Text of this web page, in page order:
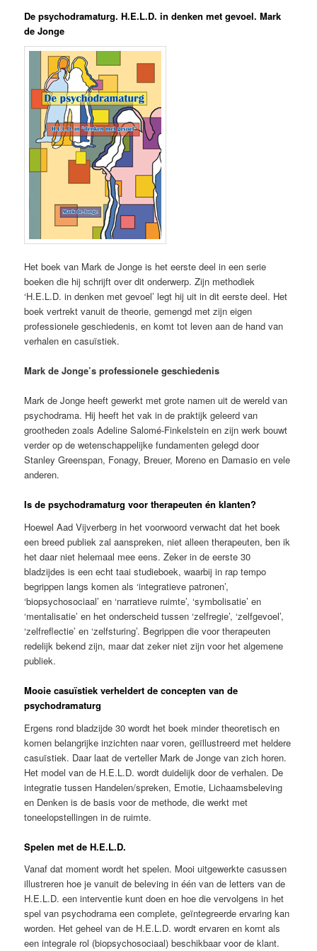
De psychodramaturg. H.E.L.D. in denken met gevoel. Mark
de Jonge
Het boek van Mark de Jonge is het eerste deel in een serie
boeken die hij schrijft over dit onderwerp. Zijn methodiek
‘H.E.L.D. in denken met gevoel’ legt hij uit in dit eerste deel. Het
boek vertrekt vanuit de theorie, gemengd met zijn eigen
professionele geschiedenis, en komt tot leven aan de hand van
verhalen en casuïstiek.
Mark de Jonge’s professionele geschiedenis
Mark de Jonge heeft gewerkt met grote namen uit de wereld van
psychodrama. Hij heeft het vak in de praktijk geleerd van
grootheden zoals Adeline Salomé-Finkelstein en zijn werk bouwt
verder op de wetenschappelijke fundamenten gelegd door
Stanley Greenspan, Fonagy, Breuer, Moreno en Damasio en vele
anderen.
Is de psychodramaturg voor therapeuten én klanten?
Hoewel Aad Vijverberg in het voorwoord verwacht dat het boek
een breed publiek zal aanspreken, niet alleen therapeuten, ben ik
het daar niet helemaal mee eens. Zeker in de eerste 30
bladzijdes is een echt taai studieboek, waarbij in rap tempo
begrippen langs komen als ‘integratieve patronen’,
‘biopsychosociaal’ en ‘narratieve ruimte’, ‘symbolisatie’ en
‘mentalisatie’ en het onderscheid tussen ‘zelfregie’, ‘zelfgevoel’,
‘zelfreflectie’ en ‘zelfsturing’. Begrippen die voor therapeuten
redelijk bekend zijn, maar dat zeker niet zijn voor het algemene
publiek.
Mooie casuïstiek verheldert de concepten van de
psychodramaturg
Ergens rond bladzijde 30 wordt het boek minder theoretisch en
komen belangrijke inzichten naar voren, geïllustreerd met heldere
casuïstiek. Daar laat de verteller Mark de Jonge van zich horen.
Het model van de H.E.L.D. wordt duidelijk door de verhalen. De
integratie tussen Handelen/spreken, Emotie, Lichaamsbeleving
en Denken is de basis voor de methode, die werkt met
toneelopstellingen in de ruimte.
Spelen met de H.E.L.D.
Vanaf dat moment wordt het spelen. Mooi uitgewerkte casussen
illustreren hoe je vanuit de beleving in één van de letters van de
H.E.L.D. een interventie kunt doen en hoe die vervolgens in het
spel van psychodrama een complete, geïntegreerde ervaring kan
worden. Het geheel van de H.E.L.D. wordt ervaren en komt als
een integrale rol (biopsychosociaal) beschikbaar voor de klant.